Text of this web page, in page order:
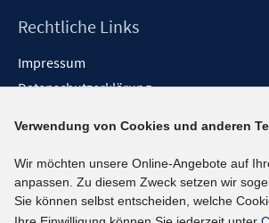
Rechtliche Links
Impressum
Datenschutzerklärung
Barrieren melden
Social-Media-Kanäle
BlueSky
Verwendung von Cookies und anderen
Wir möchten unsere Online-Angebote auf
anpassen. Zu diesem Zweck setzen wir
Sie können selbst entscheiden, welche